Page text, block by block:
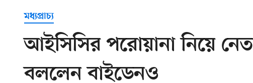
মধ্যপ্রাচ্য
আইসিসির পরোয়ানা নিয়ে
বললেন বাইডেনও